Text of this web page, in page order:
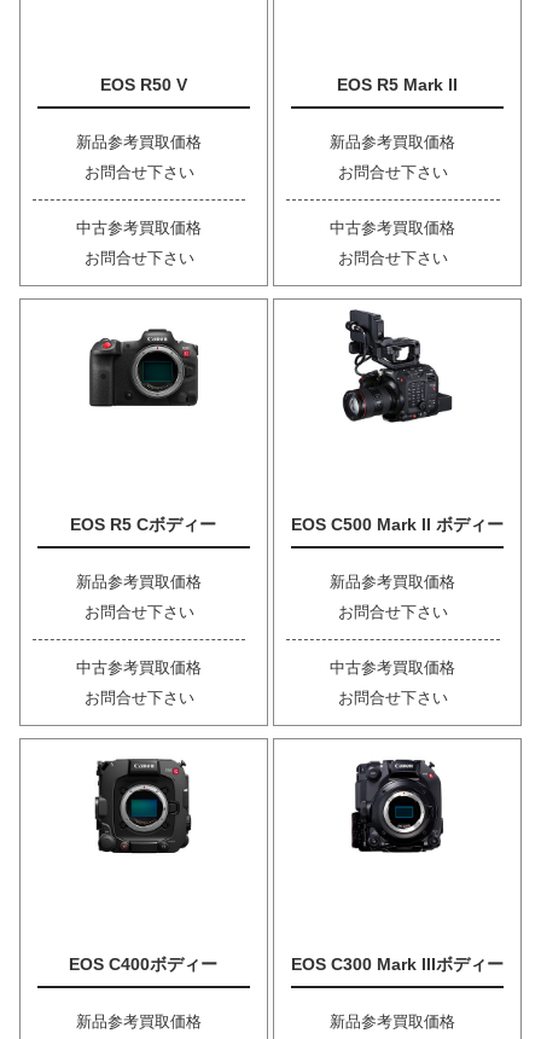
EOS R50 V
新品参考買取価格
お問合せ下さい
中古参考買取価格
お問合せ下さい
EOS R5 Mark II
新品参考買取価格
お問合せ下さい
中古参考買取価格
お問合せ下さい
EOS R5 Cボディー
新品参考買取価格
お問合せ下さい
中古参考買取価格
お問合せ下さい
EOS C500 Mark II ボディー
新品参考買取価格
お問合せ下さい
中古参考買取価格
お問合せ下さい
EOS C400ボディー
新品参考買取価格
EOS C300 Mark IIIボディー
新品参考買取価格